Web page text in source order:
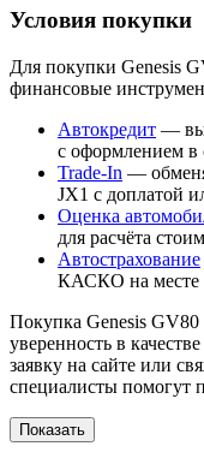
Условия покупки
Для покупки Genesis
финансовые
Автокредит —
с оформлением в
Trade-In —
JX1 с доплатой
Оценка
для расчёта
Автострахование
КАСКО на месте
Покупка Genesis
уверенность в
заявку на сайте или
специалисты помогут
Показать